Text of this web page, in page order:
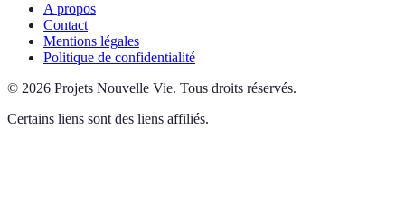
A propos
Contact
Mentions légales
Politique de confidentialité
© 2026 Projets Nouvelle Vie. Tous droits réservés.
Certains liens sont des liens affiliés.